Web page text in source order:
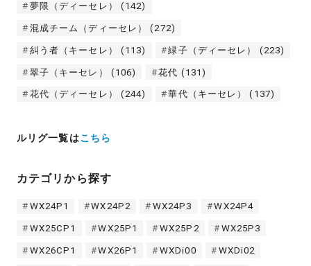
夢限（ディーセレ） (142)
混成チーム（ディーセレ） (272)
糾う者（キーセレ） (113) 緑子（ディーセレ） (223)
翠子（キーセレ） (106) 花代 (131)
花代（ディーセレ） (244) 華代（キーセレ） (137)
ルリグ一覧はこちら
カテゴリから探す
WX24P1 WX24P2 WX24P3 WX24P4
WX25CP1 WX25P1 WX25P2 WX25P3
WX26CP1 WX26P1 WXDi00 WXDi02